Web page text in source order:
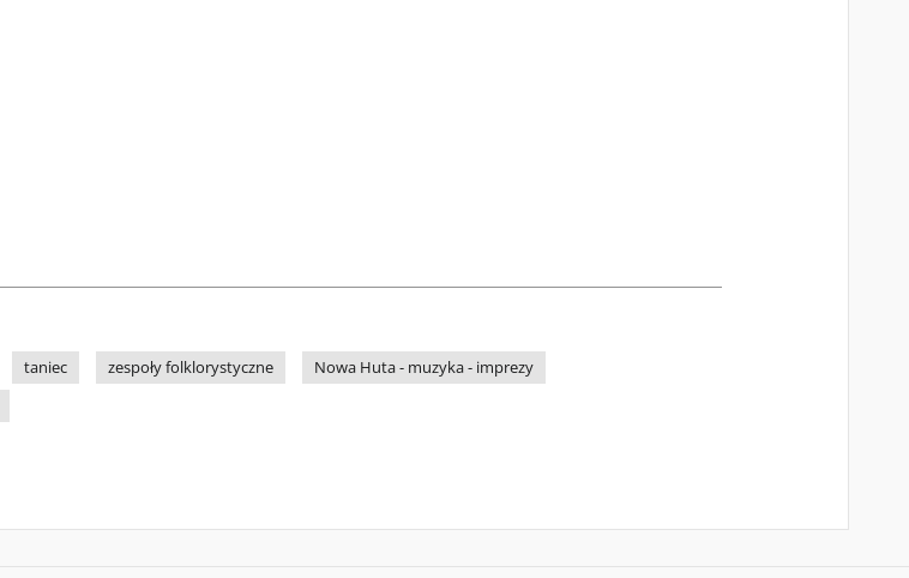
taniec zespoły folklorystyczne
Nowa Huta - muzyka - imprezy